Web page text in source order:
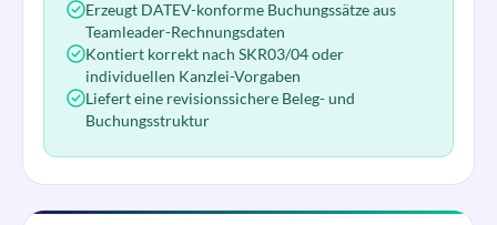
Erzeugt DATEV-konforme Buchungssätze aus
Teamleader-Rechnungsdaten
Kontiert korrekt nach SKR03/04 oder
individuellen Kanzlei-Vorgaben
Liefert eine revisionssichere Beleg- und
Buchungsstruktur